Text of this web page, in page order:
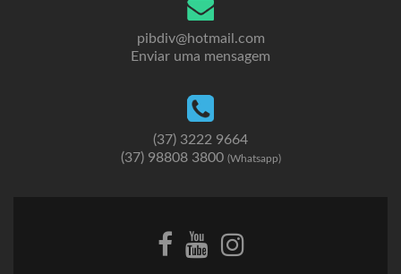
pibdiv@hotmail.com
Enviar uma mensagem
(37) 3222 9664
(37) 98808 3800 (Whatsapp)